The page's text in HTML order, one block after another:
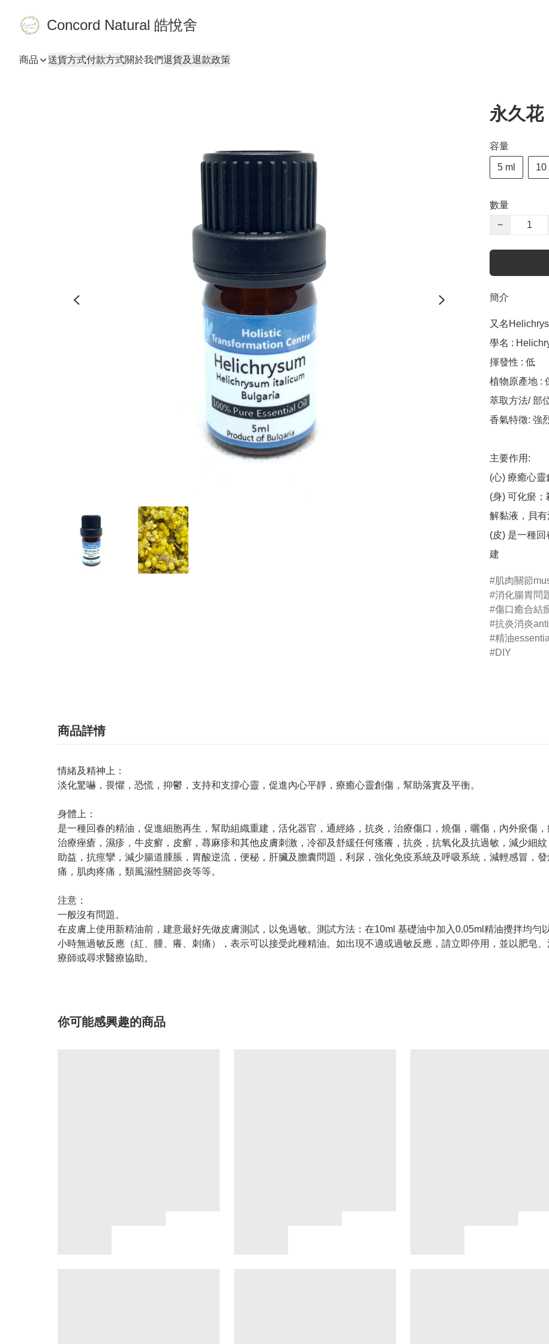
Concord Natural 皓悅舍
商品 送貨方式付款方式關於我們退貨及退款政策
永久
容量
5 ml 10
數量
−
簡介
又名
學名 :
揮發性 : 低
植物原產地 :
萃取方法/ 部
香氣特徵: 強
主要作用:
(心) 療癒心
(身) 可化瘀
解黏液，貝
(皮) 是一種
建
肌肉關節
消化腸胃問
傷口癒合結
抗炎消炎
精油
DIY
商品詳情
情緒及精神上：
淡化驚嚇，畏懼，恐慌，抑鬱，支持和支撐心靈，促進內心平靜，療癒心靈創傷，幫助落實及平衡。
身體上：
是一種回春的精油，促進細胞再生，幫助組織重建，活化器官，通經絡，抗炎，治療傷口，燒傷，曬傷，內外瘀傷
治療痤瘡，濕疹，牛皮癬，皮癬，蕁麻疹和其他皮膚刺激，冷卻及舒緩任何瘙癢，抗炎，抗氧化及抗過敏，減少細
助益，抗痙攣，減少腸道腫脹，胃酸逆流，便秘，肝臟及膽囊問題，利尿，強化免疫系統及呼吸系統，減輕感冒，
痛，肌肉疼痛，類風濕性關節炎等等。
注意：
一般沒有問題。
在皮膚上使用新精油前，建意最好先做皮膚測試，以免過敏。測試方法：在10ml 基礎油中加入0.05ml精油攪拌均勻
小時無過敏反應（紅、腫、癢、刺痛），表示可以接受此種精油。如出現不適或過敏反應，請立即停用，並以肥皂
療師或尋求醫療協助。
你可能感興趣的商品